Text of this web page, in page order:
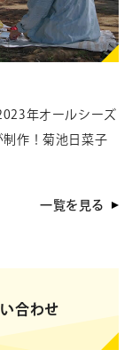
年オールシーズ
制作！菊池日菜子
一覧を見る
合わせ